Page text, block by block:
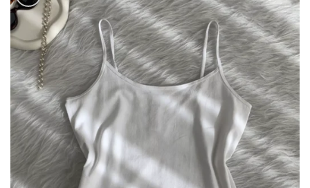
افزودن
به
علاقه
مندی
ها